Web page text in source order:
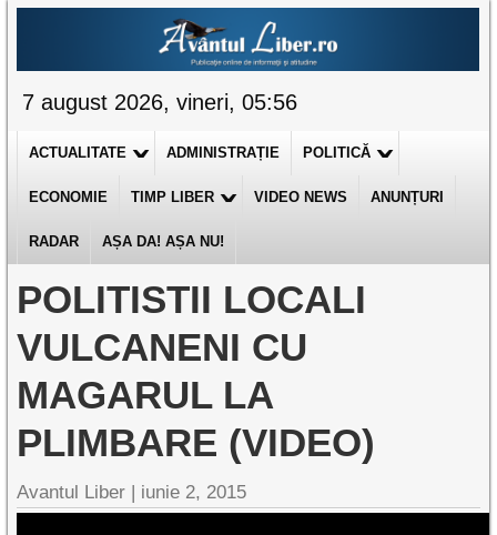
7 august 2026, vineri, 05:56
ACTUALITATE ADMINISTRAȚIE POLITICĂ
ECONOMIE TIMP LIBER VIDEO NEWS ANUNȚURI
RADAR AȘA DA! AȘA NU!
POLITISTII LOCALI
VULCANENI CU
MAGARUL LA
PLIMBARE (VIDEO)
Avantul Liber | iunie 2, 2015